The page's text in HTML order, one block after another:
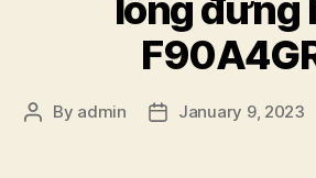
lồng đứng
Post
By admin
PostJanuary 9, 2023